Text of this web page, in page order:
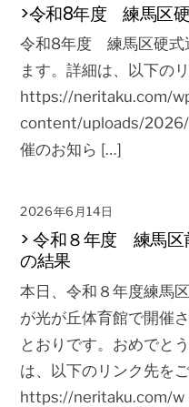
>令和8年度 練馬区
令和8年度 練馬区硬式
ます。詳細は、以下の
https://neritaku.com/
content/uploads/2026/
催のお知ら […]
2026年6月14日
> 令和８年度 練馬区
の結果
本日、令和８年度練馬
が光が丘体育館で開催
とおりです。おめでと
は、以下のリンク先を
https://neritaku.com/w